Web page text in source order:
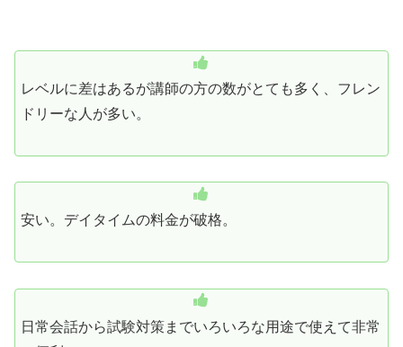
レベルに差はあるが講師の方の数がとても多く、フレン
ドリーな人が多い。
安い。デイタイムの料金が破格。
日常会話から試験対策までいろいろな用途で使えて非常